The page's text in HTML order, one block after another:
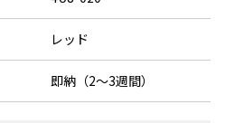
レッド
即納（2～3週間）